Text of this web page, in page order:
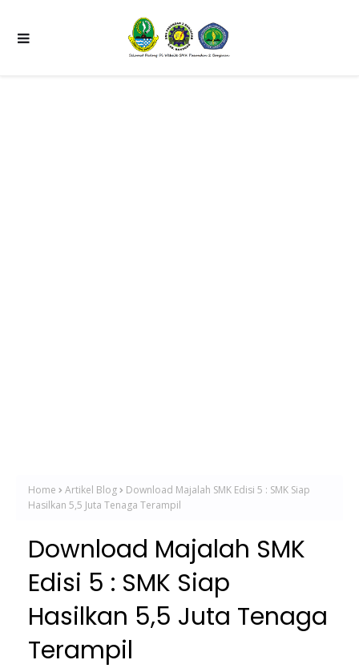
Home Artikel Blog
Download Majalah SMK Edisi 5 : SMK Siap
Hasilkan 5,5 Juta Tenaga Terampil
Download Majalah SMK
Edisi 5 : SMK Siap
Hasilkan 5,5 Juta Tenaga
Terampil